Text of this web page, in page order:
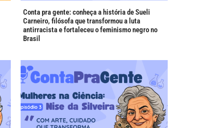
Conta pra gente: conheça a história de Sueli
Carneiro, filósofa que transformou a luta
antirracista e fortaleceu o feminismo negro no
Brasil